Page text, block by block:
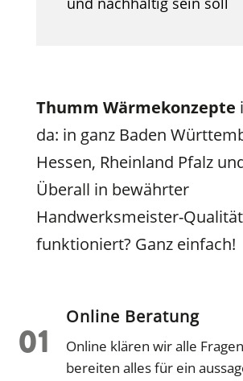
Thumm Wärmekonzepte
da: in ganz Baden
Hessen, Rheinland Pfalz
Überall in bewährter
Handwerksmeister-
funktioniert? Ganz einfach!
Online Beratung
Online klären wir alle
bereiten alles für ein